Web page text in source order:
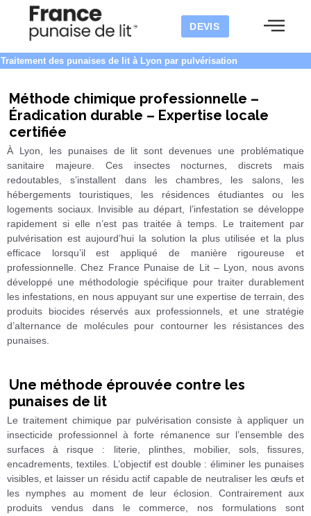
DEVIS
Traitement des punaises de lit à Lyon par pulvérisation
Méthode chimique professionnelle –
Éradication durable – Expertise locale
certifiée
À Lyon, les punaises de lit sont devenues une problématique
sanitaire majeure. Ces insectes nocturnes, discrets mais
redoutables, s’installent dans les chambres, les salons, les
hébergements touristiques, les résidences étudiantes ou les
logements sociaux. Invisible au départ, l’infestation se développe
rapidement si elle n’est pas traitée à temps. Le traitement par
pulvérisation est aujourd’hui la solution la plus utilisée et la plus
efficace lorsqu’il est appliqué de manière rigoureuse et
professionnelle. Chez France Punaise de Lit – Lyon, nous avons
développé une méthodologie spécifique pour traiter durablement
les infestations, en nous appuyant sur une expertise de terrain, des
produits biocides réservés aux professionnels, et une stratégie
d’alternance de molécules pour contourner les résistances des
punaises.
Une méthode éprouvée contre les
punaises de lit
Le traitement chimique par pulvérisation consiste à appliquer un
insecticide professionnel à forte rémanence sur l’ensemble des
surfaces à risque : literie, plinthes, mobilier, sols, fissures,
encadrements, textiles. L’objectif est double : éliminer les punaises
visibles, et laisser un résidu actif capable de neutraliser les œufs et
les nymphes au moment de leur éclosion. Contrairement aux
produits vendus dans le commerce, nos formulations sont